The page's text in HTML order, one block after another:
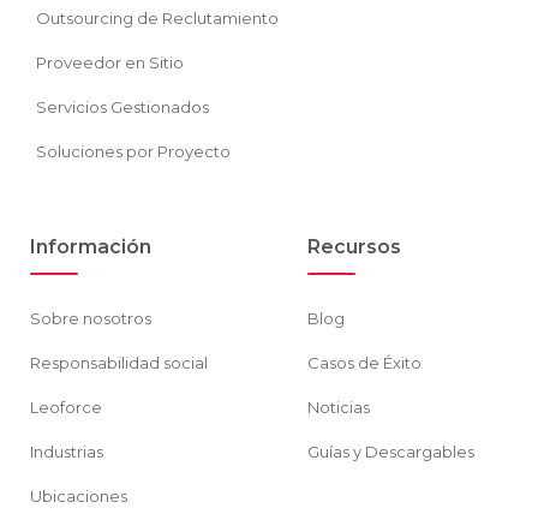
Outsourcing de Reclutamiento
Proveedor en Sitio
Servicios Gestionados
Soluciones por Proyecto
Información
Sobre nosotros
Responsabilidad social
Leoforce
Industrias
Ubicaciones
Recursos
Blog
Casos de Éxito
Noticias
Guías y Descargables